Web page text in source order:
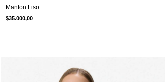
Manton Liso
$35.000,00